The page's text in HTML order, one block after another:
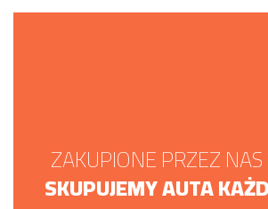
ZAKUPIONE PRZEZ
SKUPUJEMY AUTA